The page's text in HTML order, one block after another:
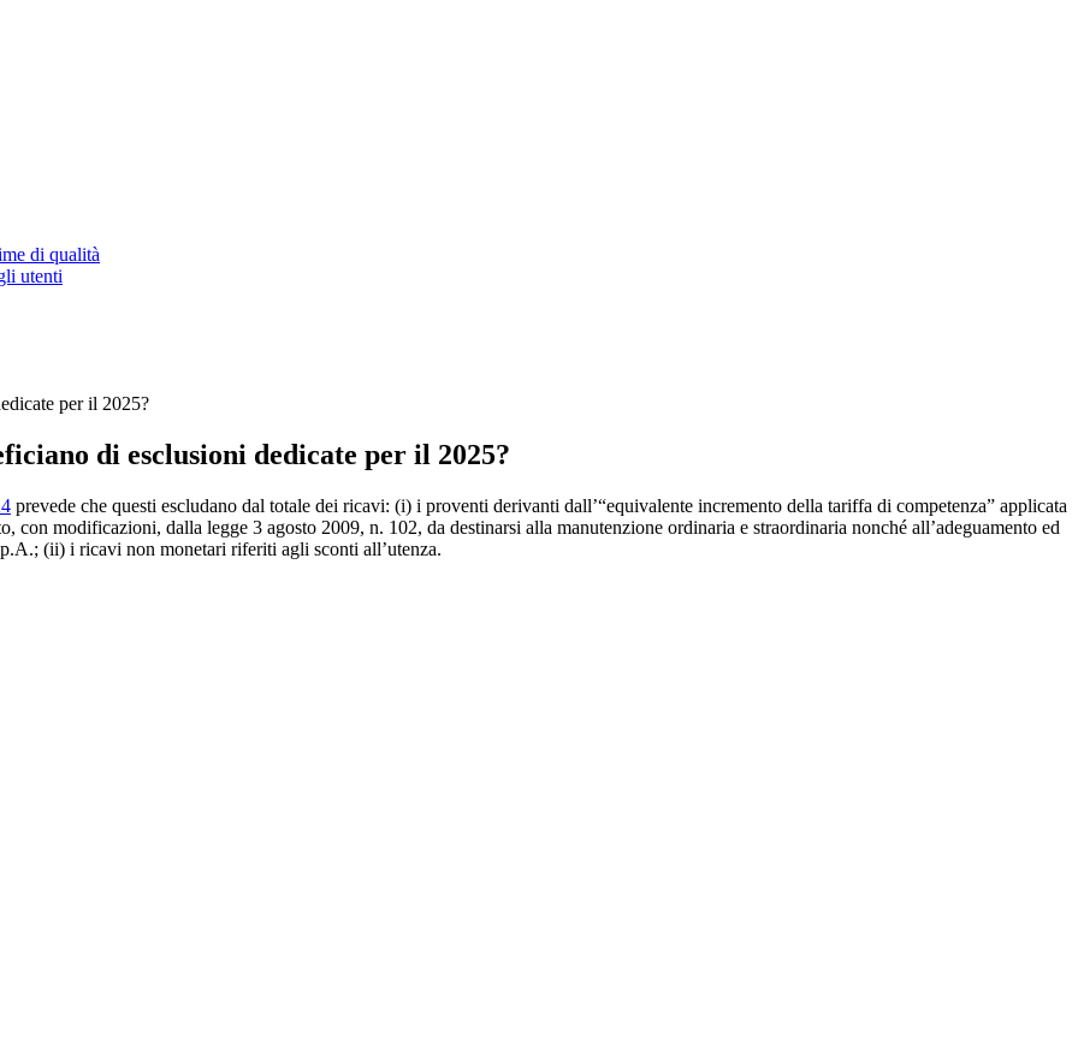
di qualità
utenti
per il 2025?
di esclusioni dedicate per il 2025?
prevede che questi escludano dal totale dei ricavi: (i) i proventi derivanti dall’“equivalente incremento della tariffa di competenza” applicata
modificazioni, dalla legge 3 agosto 2009, n. 102, da destinarsi alla manutenzione ordinaria e straordinaria nonché all’adeguamento ed
(ii) i ricavi non monetari riferiti agli sconti all’utenza.